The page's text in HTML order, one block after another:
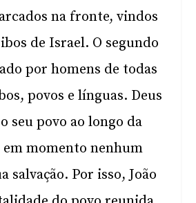
na fronte, vindos
de Israel. O segundo
por homens de todas
povos e línguas. Deus
seu povo ao longo da
momento nenhum
salvação. Por isso, João